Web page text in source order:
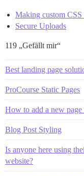
Making custom CSS
Secure Uploads
119 „Gefällt mir“
Best landing page
ProCourse Static Pages
How to add a new
Blog Post Styling
Is anyone here using
website?